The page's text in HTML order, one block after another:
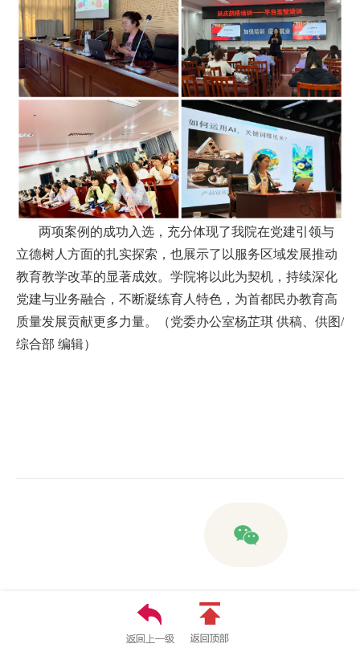
两项案例的成功入选，充分体现了我院在党建引领与
立德树人方面的扎实探索，也展示了以服务区域发展推动
教育教学改革的显著成效。学院将以此为契机，持续深化
党建与业务融合，不断凝练育人特色，为首都民办教育高
质量发展贡献更多力量。（党委办公室杨芷琪 供稿、供图/
综合部 编辑）